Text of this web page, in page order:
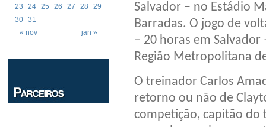
« nov jan »
23
24 25 26 27 28
29
30 31
Salvador – no Estádio
Barradas. O jogo de
– 20 horas em Salvador
Região Metropolitana
O treinador Carlos
retorno ou não de
competição, capitão do